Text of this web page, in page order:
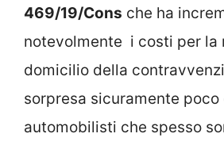
469/19/Cons che ha
notevolmente i costi per la
domicilio della
sorpresa sicuramente
automobilisti che spesso